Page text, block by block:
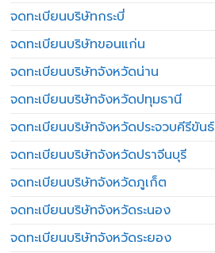
จดทะเบียนบริษัทกระบี่
จดทะเบียนบริษัทขอนแก่น
จดทะเบียนบริษัทจังหวัดน่าน
จดทะเบียนบริษัทจังหวัดปทุมธานี
จดทะเบียนบริษัทจังหวัดประจวบคีรีขันธ์
จดทะเบียนบริษัทจังหวัดปราจีนบุรี
จดทะเบียนบริษัทจังหวัดภูเก็ต
จดทะเบียนบริษัทจังหวัดระนอง
จดทะเบียนบริษัทจังหวัดระยอง